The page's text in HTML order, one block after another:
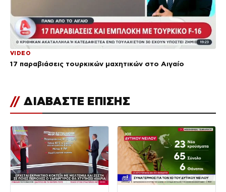
VIDEO
17 παραβιάσεις τουρκικών μαχητικών στο Αιγαίο
// ΔΙΑΒΑΣΤΕ ΕΠΙΣΗΣ